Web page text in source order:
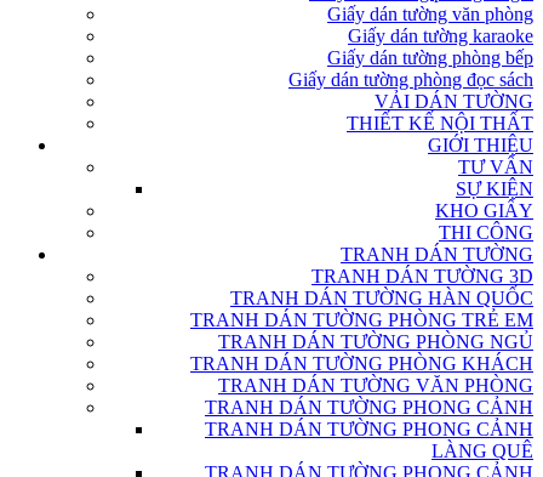
Giấy dán tường văn phòng
Giấy dán tường karaoke
Giấy dán tường phòng bếp
Giấy dán tường phòng đọc sách
VẢI DÁN TƯỜNG
THIẾT KẾ NỘI THẤT
GIỚI THIỆU
TƯ VẤN
SỰ KIỆN
KHO GIẤY
THI CÔNG
TRANH DÁN TƯỜNG
TRANH DÁN TƯỜNG 3D
TRANH DÁN TƯỜNG HÀN QUỐC
TRANH DÁN TƯỜNG PHÒNG TRẺ EM
TRANH DÁN TƯỜNG PHÒNG NGỦ
TRANH DÁN TƯỜNG PHÒNG KHÁCH
TRANH DÁN TƯỜNG VĂN PHÒNG
TRANH DÁN TƯỜNG PHONG CẢNH
TRANH DÁN TƯỜNG PHONG CẢNH
LÀNG QUÊ
TRANH DÁN TƯỜNG PHONG CẢNH